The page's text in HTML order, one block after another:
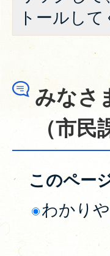
トールして
みなさ
（市民
このペー
わかり